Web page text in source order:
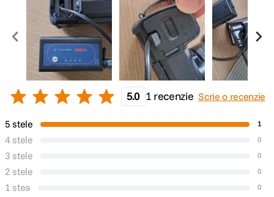
5.0 1 recenzie Scrie o recenzie
5 stele 1
4 stele 0
3 stele 0
2 stele 0
1 stea 0